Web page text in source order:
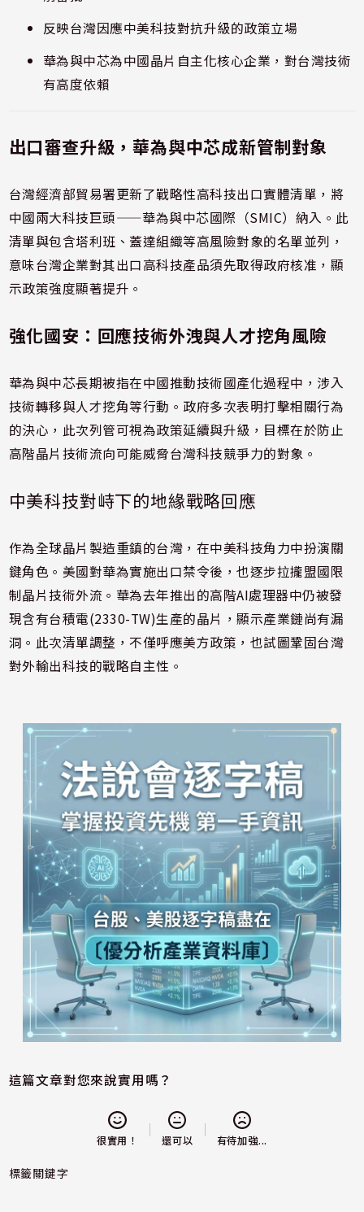
反映台灣因應中美科技對抗升級的政策立場
華為與中芯為中國晶片自主化核心企業，對台灣技術
有高度依賴
出口審查升級，華為與中芯成新管制對象
台灣經濟部貿易署更新了戰略性高科技出口實體清單，將
中國兩大科技巨頭——華為與中芯國際（SMIC）納入。此
清單與包含塔利班、蓋達組織等高風險對象的名單並列，
意味台灣企業對其出口高科技產品須先取得政府核准，顯
示政策強度顯著提升。
強化國安：回應技術外洩與人才挖角風險
華為與中芯長期被指在中國推動技術國產化過程中，涉入
技術轉移與人才挖角等行動。政府多次表明打擊相關行為
的決心，此次列管可視為政策延續與升級，目標在於防止
高階晶片技術流向可能威脅台灣科技競爭力的對象。
中美科技對峙下的地緣戰略回應
作為全球晶片製造重鎮的台灣，在中美科技角力中扮演關
鍵角色。美國對華為實施出口禁令後，也逐步拉攏盟國限
制晶片技術外流。華為去年推出的高階AI處理器中仍被發
現含有台積電(2330-TW)生產的晶片，顯示產業鏈尚有漏
洞。此次清單調整，不僅呼應美方政策，也試圖鞏固台灣
對外輸出科技的戰略自主性。
這篇文章對您來說實用嗎？
很實用！ 還可以 有待加強...
標籤關鍵字